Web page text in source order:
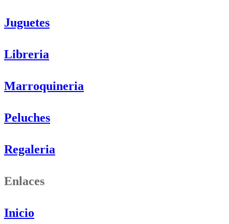
Juguetes
Libreria
Marroquineria
Peluches
Regaleria
Enlaces
Inicio